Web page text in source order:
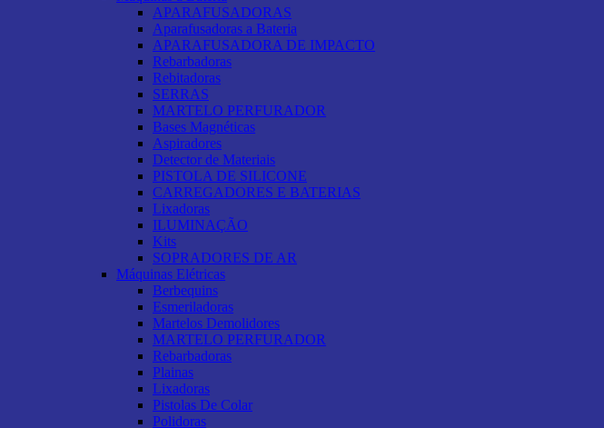
APARAFUSADORAS
Aparafusadoras a Bateria
APARAFUSADORA DE IMPACTO
Rebarbadoras
Rebitadoras
SERRAS
MARTELO PERFURADOR
Bases Magnéticas
Aspiradores
Detector de Materiais
PISTOLA DE SILICONE
CARREGADORES E BATERIAS
Lixadoras
ILUMINAÇÃO
Kits
SOPRADORES DE AR
Máquinas Elétricas
Berbequins
Esmeriladoras
Martelos Demolidores
MARTELO PERFURADOR
Rebarbadoras
Plainas
Lixadoras
Pistolas De Colar
Polidoras